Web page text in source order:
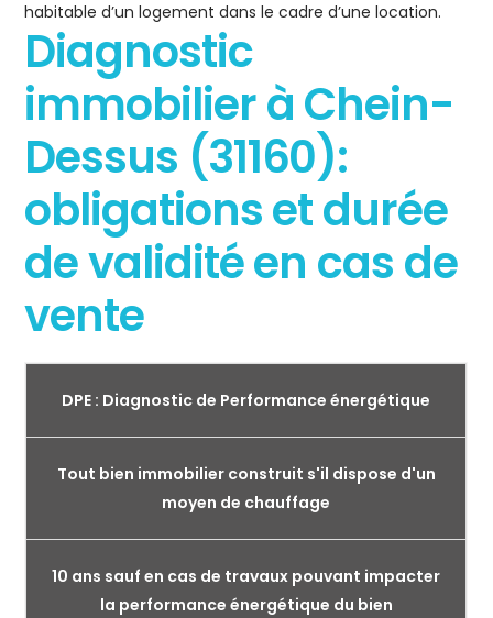
habitable d’un logement dans le cadre d’une location.
Diagnostic
immobilier à Chein-
Dessus (31160):
obligations et durée
de validité en cas de
vente
DPE : Diagnostic de Performance énergétique
Tout bien immobilier construit s'il dispose d'un
moyen de chauffage
10 ans sauf en cas de travaux pouvant impacter
la performance énergétique du bien